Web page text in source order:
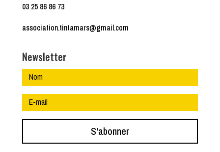
03 25 86 86 73
association.tintamars@gmail.com
Newsletter
S'abonner